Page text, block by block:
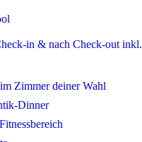
in & nach Check-out inkl.
Zimmer deiner Wahl
Dinner